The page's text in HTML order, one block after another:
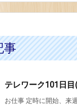
事
テレワーク101日
お仕事 定時に開始、来